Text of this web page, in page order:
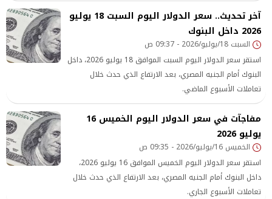
آخر تحديث.. سعر الدولار اليوم السبت 18 يوليو
2026 داخل البنوك
السبت 18/يوليو/2026 - 09:37 ص
استقر سعر الدولار اليوم السبت الموافق 18 يوليو 2026، داخل
البنوك أمام الجنيه المصري، بعد الارتفاع الذي حدث خلال
تعاملات الأسبوع الماضي.
مفاجآت في سعر الدولار اليوم الخميس 16
يوليو 2026
الخميس 16/يوليو/2026 - 09:35 ص
استقر سعر الدولار اليوم الخميس الموافق 16 يوليو 2026،
داخل البنوك أمام الجنيه المصري، بعد الارتفاع الذي حدث خلال
تعاملات الأسبوع الجاري.